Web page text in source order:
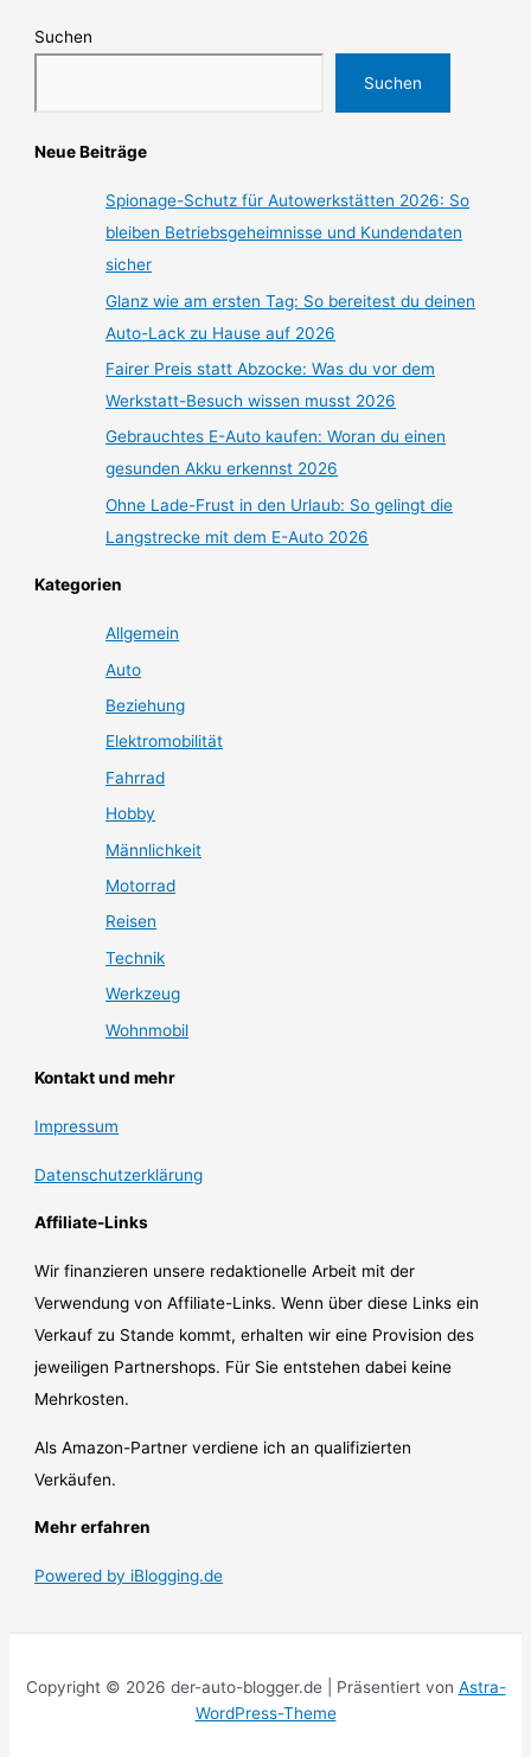
Suchen
Suchen
Neue Beiträge
Spionage-Schutz für Autowerkstätten 2026: So
bleiben Betriebsgeheimnisse und Kundendaten
sicher
Glanz wie am ersten Tag: So bereitest du deinen
Auto-Lack zu Hause auf 2026
Fairer Preis statt Abzocke: Was du vor dem
Werkstatt-Besuch wissen musst 2026
Gebrauchtes E-Auto kaufen: Woran du einen
gesunden Akku erkennst 2026
Ohne Lade-Frust in den Urlaub: So gelingt die
Langstrecke mit dem E-Auto 2026
Kategorien
Allgemein
Auto
Beziehung
Elektromobilität
Fahrrad
Hobby
Männlichkeit
Motorrad
Reisen
Technik
Werkzeug
Wohnmobil
Kontakt und mehr
Impressum
Datenschutzerklärung
Affiliate-Links
Wir finanzieren unsere redaktionelle Arbeit mit der
Verwendung von Affiliate-Links. Wenn über diese Links ein
Verkauf zu Stande kommt, erhalten wir eine Provision des
jeweiligen Partnershops. Für Sie entstehen dabei keine
Mehrkosten.
Als Amazon-Partner verdiene ich an qualifizierten
Verkäufen.
Mehr erfahren
Powered by iBlogging.de
Copyright © 2026 der-auto-blogger.de | Präsentiert von Astra-
WordPress-Theme